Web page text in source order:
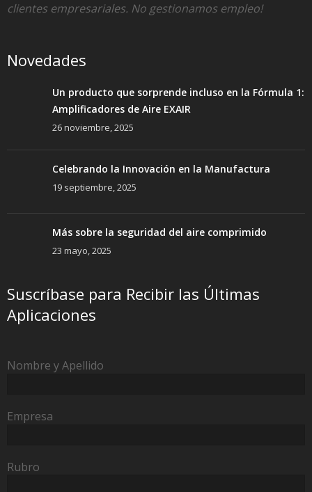
clientes empresariales. No gestionamos empleo!
Novedades
Un producto que sorprende incluso en la Fórmula 1:
Amplificadores de Aire EXAIR
26 noviembre, 2025
Celebrando la Innovación en la Manufactura
19 septiembre, 2025
Más sobre la seguridad del aire comprimido
23 mayo, 2025
Suscríbase para Recibir las Últimas
Aplicaciones
Nombre y Apellido
Empresa
Rubro